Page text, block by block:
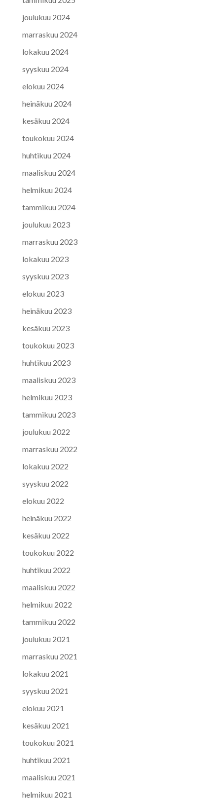
joulukuu 2024
marraskuu 2024
lokakuu 2024
syyskuu 2024
elokuu 2024
heinäkuu 2024
kesäkuu 2024
toukokuu 2024
huhtikuu 2024
maaliskuu 2024
helmikuu 2024
tammikuu 2024
joulukuu 2023
marraskuu 2023
lokakuu 2023
syyskuu 2023
elokuu 2023
heinäkuu 2023
kesäkuu 2023
toukokuu 2023
huhtikuu 2023
maaliskuu 2023
helmikuu 2023
tammikuu 2023
joulukuu 2022
marraskuu 2022
lokakuu 2022
syyskuu 2022
elokuu 2022
heinäkuu 2022
kesäkuu 2022
toukokuu 2022
huhtikuu 2022
maaliskuu 2022
helmikuu 2022
tammikuu 2022
joulukuu 2021
marraskuu 2021
lokakuu 2021
syyskuu 2021
elokuu 2021
kesäkuu 2021
toukokuu 2021
huhtikuu 2021
maaliskuu 2021
helmikuu 2021